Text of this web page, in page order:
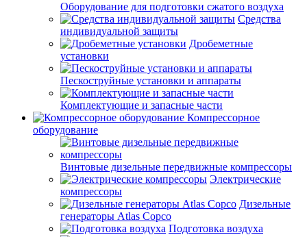
Оборудование для подготовки сжатого воздуха
Средства
индивидуальной защиты
Дробеметные
установки
Пескоструйные установки и аппараты
Комплектующие и запасные части
Компрессорное
оборудование
Винтовые дизельные передвижные компрессоры
Электрические
компрессоры
Дизельные
генераторы Atlas Copco
Подготовка воздуха